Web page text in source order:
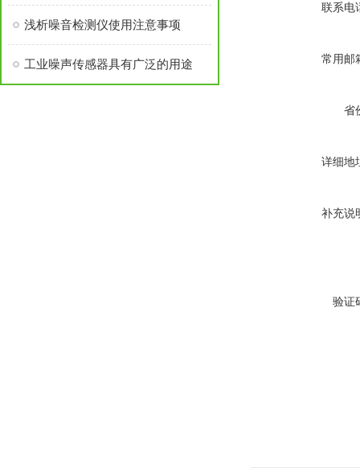
浅析噪音检测仪使用注意事项
工业噪声传感器具有广泛的用途
联系电
常用邮
省
详细地
补充说
验证